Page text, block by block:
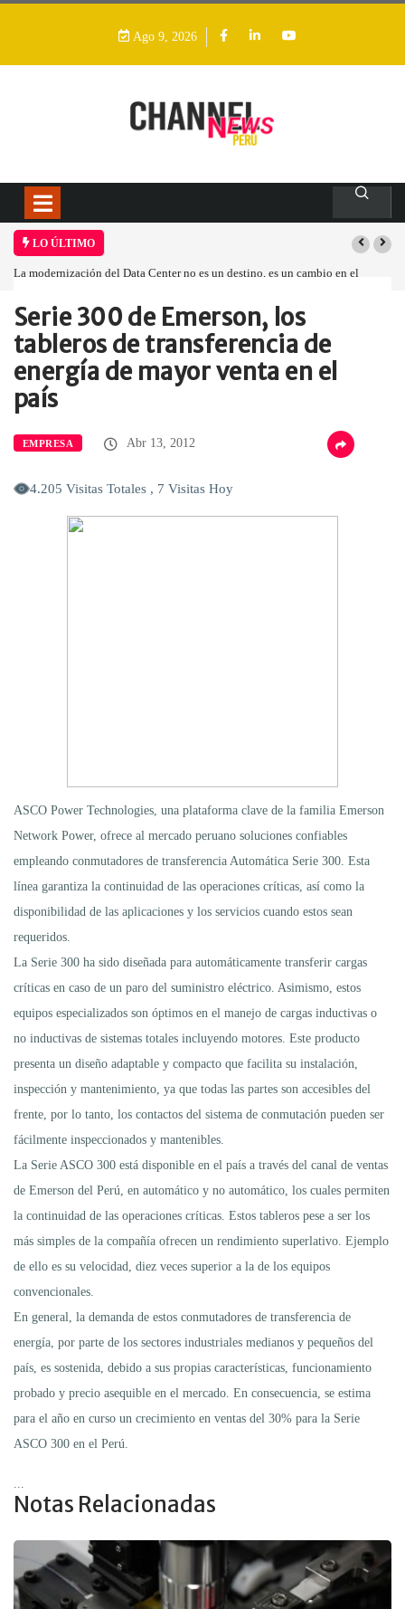
Ago 9, 2026
LO ÚLTIMO
La modernización del Data Center no es un destino, es un cambio en el
Home
Empresa Serie 300 de…
Serie 300 de Emerson, los
tableros de transferencia de
energía de mayor venta en el
país
EMPRESA Abr 13, 2012
4.205 Visitas Totales , 7 Visitas Hoy
ASCO Power Technologies, una plataforma clave de la familia Emerson
Network Power, ofrece al mercado peruano soluciones confiables
empleando conmutadores de transferencia Automática Serie 300. Esta
línea garantiza la continuidad de las operaciones críticas, así como la
disponibilidad de las aplicaciones y los servicios cuando estos sean
requeridos.
La Serie 300 ha sido diseñada para automáticamente transferir cargas
críticas en caso de un paro del suministro eléctrico. Asimismo, estos
equipos especializados son óptimos en el manejo de cargas inductivas o
no inductivas de sistemas totales incluyendo motores. Este producto
presenta un diseño adaptable y compacto que facilita su instalación,
inspección y mantenimiento, ya que todas las partes son accesibles del
frente, por lo tanto, los contactos del sistema de conmutación pueden ser
fácilmente inspeccionados y mantenibles.
La Serie ASCO 300 está disponible en el país a través del canal de ventas
de Emerson del Perú, en automático y no automático, los cuales permiten
la continuidad de las operaciones críticas. Estos tableros pese a ser los
más simples de la compañía ofrecen un rendimiento superlativo. Ejemplo
de ello es su velocidad, diez veces superior a la de los equipos
convencionales.
En general, la demanda de estos conmutadores de transferencia de
energía, por parte de los sectores industriales medianos y pequeños del
país, es sostenida, debido a sus propias características, funcionamiento
probado y precio asequible en el mercado. En consecuencia, se estima
para el año en curso un crecimiento en ventas del 30% para la Serie
ASCO 300 en el Perú.
Notas Relacionadas